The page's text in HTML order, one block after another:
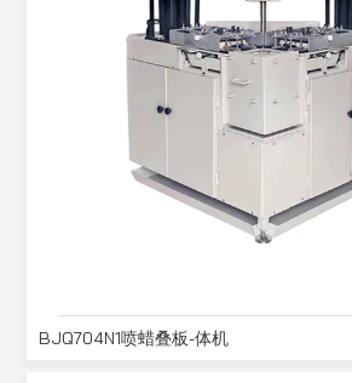
BJQ704N1喷蜡叠板-体机